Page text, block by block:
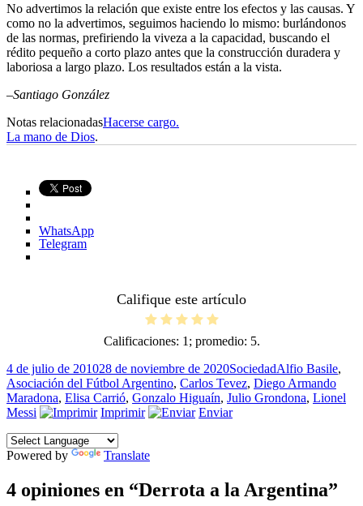
No advertimos la relación que existe entre los efectos y las causas. Y
como no la advertimos, seguimos haciendo lo mismo: burlándonos
de las normas, prefiriendo la viveza a la capacidad, buscando el
rédito pequeño a corto plazo antes que la construcción duradera y
laboriosa a largo plazo. Los resultados están a la vista.
–Santiago González
Notas relacionadasHacerse cargo.
La mano de Dios.
WhatsApp
Telegram
Califique este artículo
Calificaciones: 1 ; promedio: 5.
Publicado
el
4 de julio de 201028 de noviembre de 2020Categorías
SociedadEtiquetas
Alfio Basile,
Asociación del Fútbol Argentino, Carlos Tevez, Diego Armando
Maradona, Elisa Carrió, Gonzalo Higuaín, Julio Grondona, Lionel
Messi
Imprimir Enviar
Powered by Translate
4 opiniones en “Derrota a la Argentina”